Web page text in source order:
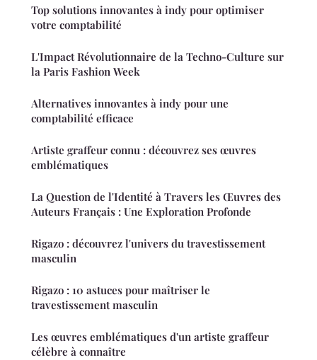
Top solutions innovantes à indy pour optimiser
votre comptabilité
L'Impact Révolutionnaire de la Techno-Culture sur
la Paris Fashion Week
Alternatives innovantes à indy pour une
comptabilité efficace
Artiste graffeur connu : découvrez ses œuvres
emblématiques
La Question de l'Identité à Travers les Œuvres des
Auteurs Français : Une Exploration Profonde
Rigazo : découvrez l'univers du travestissement
masculin
Rigazo : 10 astuces pour maîtriser le
travestissement masculin
Les œuvres emblématiques d'un artiste graffeur
célèbre à connaître